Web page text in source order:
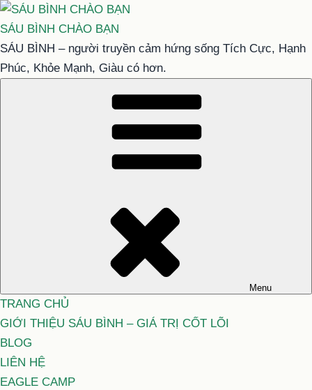
Chuyển
đến
phần
nội
SÁU BÌNH CHÀO BẠN
SÁU BÌNH – người truyền cảm hứng sống Tích Cực, Hạnh
Phúc, Khỏe Mạnh, Giàu có hơn.
Menu
TRANG CHỦ
GIỚI THIỆU SÁU BÌNH – GIÁ TRỊ CỐT LÕI
BLOG
LIÊN HỆ
EAGLE CAMP